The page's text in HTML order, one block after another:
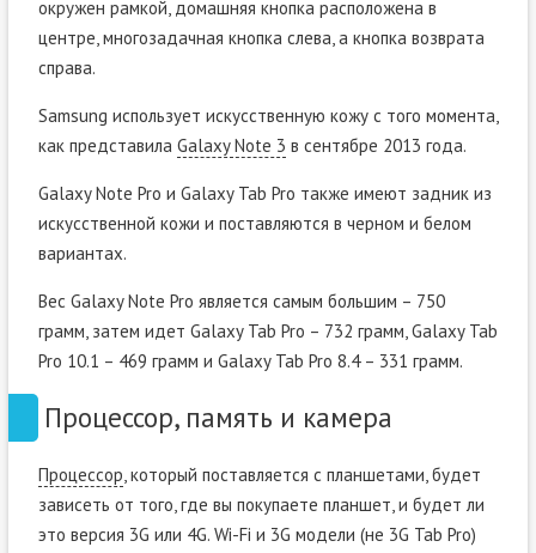
окружен рамкой, домашняя кнопка расположена в
центре, многозадачная кнопка слева, а кнопка возврата
справа.
Samsung использует искусственную кожу с того момента,
как представила Galaxy Note 3 в сентябре 2013 года.
Galaxy Note Pro и Galaxy Tab Pro также имеют задник из
искусственной кожи и поставляются в черном и белом
вариантах.
Вес Galaxy Note Pro является самым большим – 750
грамм, затем идет Galaxy Tab Pro – 732 грамм, Galaxy Tab
Pro 10.1 – 469 грамм и Galaxy Tab Pro 8.4 – 331 грамм.
Процессор, память и камера
Процессор, который поставляется с планшетами, будет
зависеть от того, где вы покупаете планшет, и будет ли
это версия 3G или 4G. Wi-Fi и 3G модели (не 3G Tab Pro)